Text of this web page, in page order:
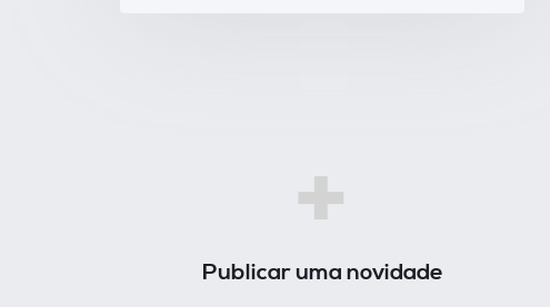
+
Publicar uma novidade